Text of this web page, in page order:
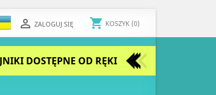
 ZALOGUJ SIĘ shopping_cart KOSZYK (0)
DOSTĘPNE OD RĘKI